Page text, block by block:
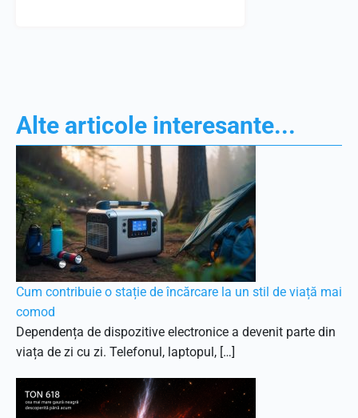
Alte articole interesante...
Cum contribuie o stație de încărcare la un stil de viață mai
comod
Dependența de dispozitive electronice a devenit parte din
viața de zi cu zi. Telefonul, laptopul, […]